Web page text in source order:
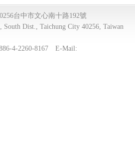
台中市文心南十路192號
South Dist., Taichung City 40256, Taiwan
4-2260-8167 E-Mail: